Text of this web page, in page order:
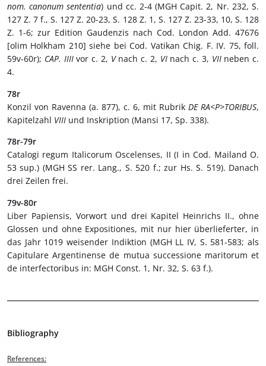
nom. canonum sententia) und cc. 2-4 (MGH Capit. 2, Nr. 232, S.
127 Z. 7 f., S. 127 Z. 20-23, S. 128 Z. 1, S. 127 Z. 23-33, 10, S. 128
Z. 1-6; zur Edition Gaudenzis nach Cod. London Add. 47676
[olim Holkham 210] siehe bei Cod. Vatikan Chig. F. IV. 75, foll.
59v-60r); CAP. IIIIvor c. 2, Vnach c. 2, VInach c. 3, VIIneben c.
4.
78r
Konzil von Ravenna (a. 877), c. 6, mit Rubrik DE RA<P>TORIBUS,
Kapitelzahl VIII und Inskription (Mansi 17, Sp. 338).
78r-79r
Catalogi regum Italicorum Oscelenses, II (I in Cod. Mailand O.
53 sup.) (MGH SS rer. Lang., S. 520 f.; zur Hs. S. 519). Danach
drei Zeilen frei.
79v-80r
Liber Papiensis, Vorwort und drei Kapitel Heinrichs II., ohne
Glossen und ohne Expositiones, mit nur hier überlieferter, in
das Jahr 1019 weisender Indiktion (MGH LL IV, S. 581-583; als
Capitulare Argentinense de mutua successione maritorum et
de interfectoribus in: MGH Const. 1, Nr. 32, S. 63 f.).
Bibliography
References: